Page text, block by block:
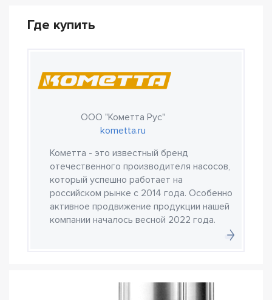
Где купить
ООО "Кометта Рус"
kometta.ru
Кометта - это известный бренд
отечественного производителя насосов,
который успешно работает на
российском рынке с 2014 года. Особенно
активное продвижение продукции нашей
компании началось весной 2022 года.